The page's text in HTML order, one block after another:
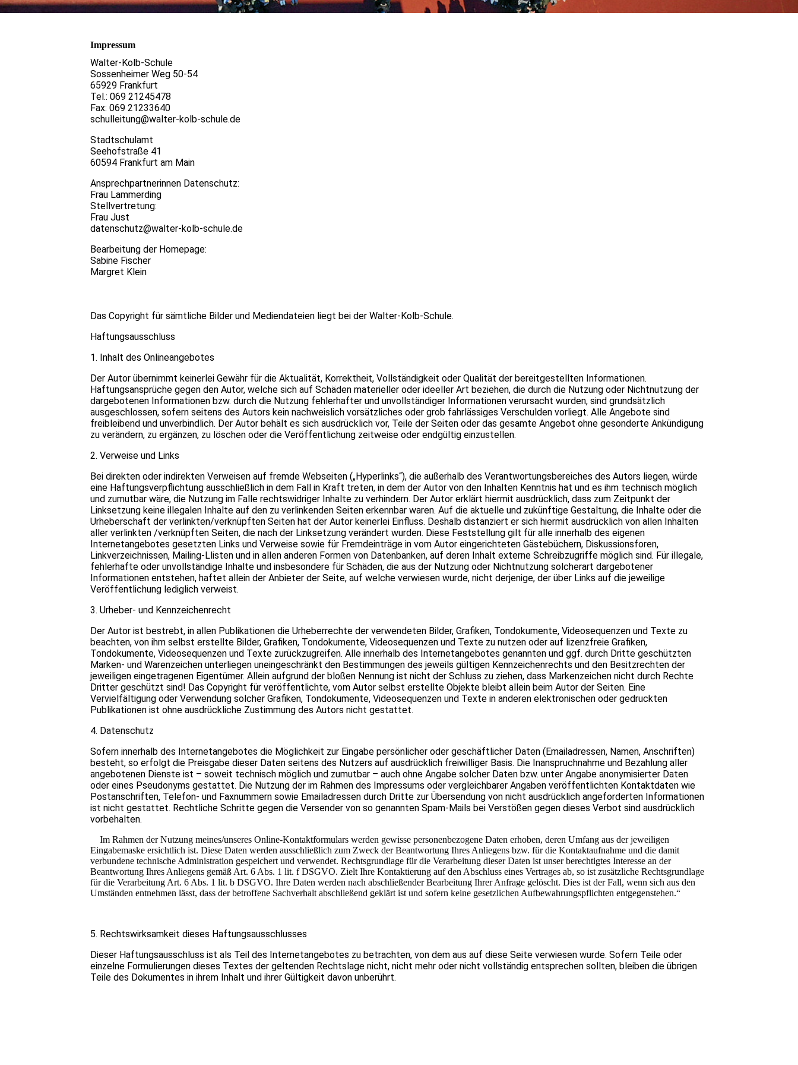
Impressum
Walter-Kolb-Schule
Sossenheimer Weg 50-54
65929 Frankfurt
Tel.: 069 21245478
Fax: 069 21233640
schulleitung@walter-kolb-schule.de
Stadtschulamt
Seehofstraße 41
60594 Frankfurt am Main
Ansprechpartnerinnen Datenschutz:
Frau Lammerding
Stellvertretung:
Frau Just
datenschutz@walter-kolb-schule.de
Bearbeitung der Homepage:
Sabine Fischer
Margret Klein
Das Copyright für sämtliche Bilder und Mediendateien liegt bei der Walter-Kolb-Schule.
Haftungsausschluss
1. Inhalt des Onlineangebotes
Der Autor übernimmt keinerlei Gewähr für die Aktualität, Korrektheit, Vollständigkeit oder Qualität der bereitgestellten Informationen.
Haftungsansprüche gegen den Autor, welche sich auf Schäden materieller oder ideeller Art beziehen, die durch die Nutzung oder Nichtnutzung der
dargebotenen Informationen bzw. durch die Nutzung fehlerhafter und unvollständiger Informationen verursacht wurden, sind grundsätzlich
ausgeschlossen, sofern seitens des Autors kein nachweislich vorsätzliches oder grob fahrlässiges Verschulden vorliegt. Alle Angebote sind
freibleibend und unverbindlich. Der Autor behält es sich ausdrücklich vor, Teile der Seiten oder das gesamte Angebot ohne gesonderte Ankündigung
zu verändern, zu ergänzen, zu löschen oder die Veröffentlichung zeitweise oder endgültig einzustellen.
2. Verweise und Links
Bei direkten oder indirekten Verweisen auf fremde Webseiten („Hyperlinks“), die außerhalb des Verantwortungsbereiches des Autors liegen, würde
eine Haftungsverpflichtung ausschließlich in dem Fall in Kraft treten, in dem der Autor von den Inhalten Kenntnis hat und es ihm technisch möglich
und zumutbar wäre, die Nutzung im Falle rechtswidriger Inhalte zu verhindern. Der Autor erklärt hiermit ausdrücklich, dass zum Zeitpunkt der
Linksetzung keine illegalen Inhalte auf den zu verlinkenden Seiten erkennbar waren. Auf die aktuelle und zukünftige Gestaltung, die Inhalte oder die
Urheberschaft der verlinkten/verknüpften Seiten hat der Autor keinerlei Einfluss. Deshalb distanziert er sich hiermit ausdrücklich von allen Inhalten
aller verlinkten /verknüpften Seiten, die nach der Linksetzung verändert wurden. Diese Feststellung gilt für alle innerhalb des eigenen
Internetangebotes gesetzten Links und Verweise sowie für Fremdeinträge in vom Autor eingerichteten Gästebüchern, Diskussionsforen,
Linkverzeichnissen, Mailing-Llisten und in allen anderen Formen von Datenbanken, auf deren Inhalt externe Schreibzugriffe möglich sind. Für illegale,
fehlerhafte oder unvollständige Inhalte und insbesondere für Schäden, die aus der Nutzung oder Nichtnutzung solcherart dargebotener
Informationen entstehen, haftet allein der Anbieter der Seite, auf welche verwiesen wurde, nicht derjenige, der über Links auf die jeweilige
Veröffentlichung lediglich verweist.
3. Urheber- und Kennzeichenrecht
Der Autor ist bestrebt, in allen Publikationen die Urheberrechte der verwendeten Bilder, Grafiken, Tondokumente, Videosequenzen und Texte zu
beachten, von ihm selbst erstellte Bilder, Grafiken, Tondokumente, Videosequenzen und Texte zu nutzen oder auf lizenzfreie Grafiken,
Tondokumente, Videosequenzen und Texte zurückzugreifen. Alle innerhalb des Internetangebotes genannten und ggf. durch Dritte geschützten
Marken- und Warenzeichen unterliegen uneingeschränkt den Bestimmungen des jeweils gültigen Kennzeichenrechts und den Besitzrechten der
jeweiligen eingetragenen Eigentümer. Allein aufgrund der bloßen Nennung ist nicht der Schluss zu ziehen, dass Markenzeichen nicht durch Rechte
Dritter geschützt sind! Das Copyright für veröffentlichte, vom Autor selbst erstellte Objekte bleibt allein beim Autor der Seiten. Eine
Vervielfältigung oder Verwendung solcher Grafiken, Tondokumente, Videosequenzen und Texte in anderen elektronischen oder gedruckten
Publikationen ist ohne ausdrückliche Zustimmung des Autors nicht gestattet.
4. Datenschutz
Sofern innerhalb des Internetangebotes die Möglichkeit zur Eingabe persönlicher oder geschäftlicher Daten (Emailadressen, Namen, Anschriften)
besteht, so erfolgt die Preisgabe dieser Daten seitens des Nutzers auf ausdrücklich freiwilliger Basis. Die Inanspruchnahme und Bezahlung aller
angebotenen Dienste ist – soweit technisch möglich und zumutbar – auch ohne Angabe solcher Daten bzw. unter Angabe anonymisierter Daten
oder eines Pseudonyms gestattet. Die Nutzung der im Rahmen des Impressums oder vergleichbarer Angaben veröffentlichten Kontaktdaten wie
Postanschriften, Telefon- und Faxnummern sowie Emailadressen durch Dritte zur Übersendung von nicht ausdrücklich angeforderten Informationen
ist nicht gestattet. Rechtliche Schritte gegen die Versender von so genannten Spam-Mails bei Verstößen gegen dieses Verbot sind ausdrücklich
vorbehalten.
Im Rahmen der Nutzung meines/unseres Online-Kontaktformulars werden gewisse personenbezogene Daten erhoben, deren Umfang aus der jeweiligen
Eingabemaske ersichtlich ist. Diese Daten werden ausschließlich zum Zweck der Beantwortung Ihres Anliegens bzw. für die Kontaktaufnahme und die damit
verbundene technische Administration gespeichert und verwendet. Rechtsgrundlage für die Verarbeitung dieser Daten ist unser berechtigtes Interesse an der
Beantwortung Ihres Anliegens gemäß Art. 6 Abs. 1 lit. f DSGVO. Zielt Ihre Kontaktierung auf den Abschluss eines Vertrages ab, so ist zusätzliche Rechtsgrundlage
für die Verarbeitung Art. 6 Abs. 1 lit. b DSGVO. Ihre Daten werden nach abschließender Bearbeitung Ihrer Anfrage gelöscht. Dies ist der Fall, wenn sich aus den
Umständen entnehmen lässt, dass der betroffene Sachverhalt abschließend geklärt ist und sofern keine gesetzlichen Aufbewahrungspflichten entgegenstehen.“
5. Rechtswirksamkeit dieses Haftungsausschlusses
Dieser Haftungsausschluss ist als Teil des Internetangebotes zu betrachten, von dem aus auf diese Seite verwiesen wurde. Sofern Teile oder
einzelne Formulierungen dieses Textes der geltenden Rechtslage nicht, nicht mehr oder nicht vollständig entsprechen sollten, bleiben die übrigen
Teile des Dokumentes in ihrem Inhalt und ihrer Gültigkeit davon unberührt.